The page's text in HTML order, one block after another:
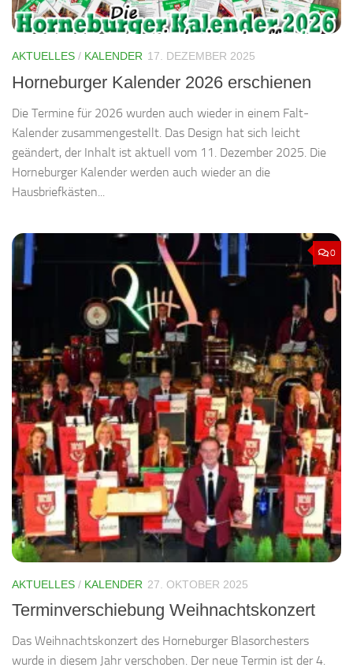
AKTUELLES / KALENDER 17. DEZEMBER 2025
Horneburger Kalender 2026 erschienen
Die Termine für 2026 wurden auch wieder in einem Falt-
Kalender zusammengestellt. Das Design hat sich leicht
geändert, der Inhalt ist aktuell vom 11. Dezember 2025. Die
Horneburger Kalender werden auch wieder an die
Hausbriefkästen...
0
AKTUELLES / KALENDER 27. OKTOBER 2025
Terminverschiebung Weihnachtskonzert
Das Weihnachtskonzert des Horneburger Blasorchesters
wurde in diesem Jahr verschoben. Der neue Termin ist der 4.